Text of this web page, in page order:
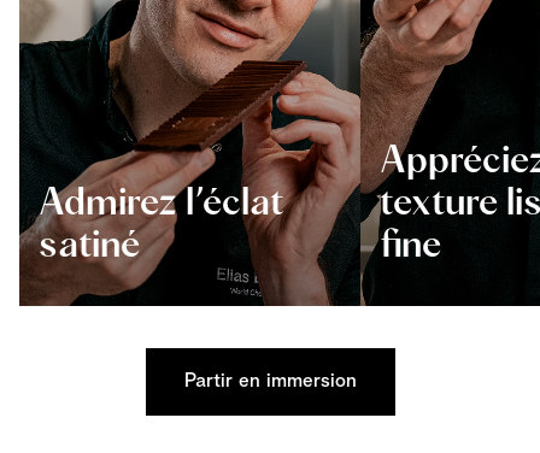
Admirez l’éclat
satiné
texture
fine
Partir en immersion